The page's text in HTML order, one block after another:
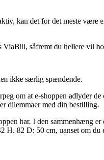
kan det for det meste være
såfremt du hellere vil
ikke særlig spændende.
om at e-shoppen adlyder
dilemmaer med din bestilling.
har. I den sammenhæng
H. 82 D: 50 cm, uanset om